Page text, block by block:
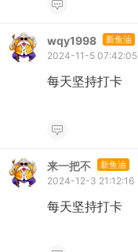
wqy1998 新鱼油
2024-11-5 07:42:05
每天坚持打卡
来一把不 新鱼油
2024-12-3 21:12:16
每天坚持打卡